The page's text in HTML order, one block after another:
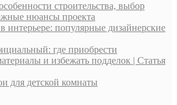
строительства, выбор
нюансы проекта
интерьере: популярные дизайнерские
где приобрести
и избежать подделок | Статья
для детской комнаты